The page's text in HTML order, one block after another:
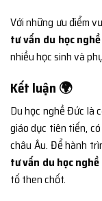
Với những ưu điểm
tư vấn du học
nhiều học sinh và
Kết luận 🌍
Du học nghề Đức là
giáo dục tiên tiến,
châu Âu. Để hành
tư vấn du học
tố then chốt.